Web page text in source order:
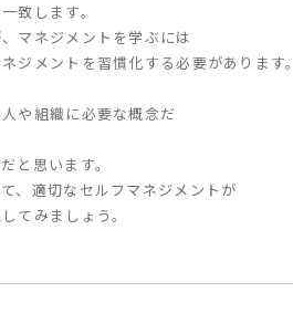
致します。
マネジメントを学ぶには
ジメントを習慣化する必要があります。
や組織に必要な概念だ
と思います。
、適切なセルフマネジメントが
てみましょう。